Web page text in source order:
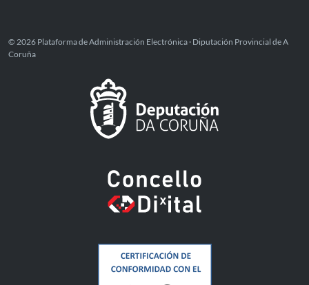
© 2026 Plataforma de Administración Electrónica · Diputación Provincial de A
Coruña